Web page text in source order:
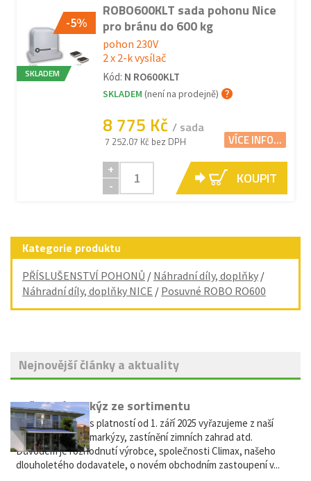
-5%
SKLADEM
ROBO600KLT sada pohonu Nice
pro bránu do 600 kg
pohon 230V
2 x 2-k vysílač
Kód: N RO600KLT
SKLADEM (není na prodejně)
8 775 Kč / sada
7 252.07 Kč bez DPH VÍCE INFO...
+
-
KOUPIT
Kategorie produktu
PŘÍSLUŠENSTVÍ POHONŮ / Náhradní díly, doplňky /
Náhradní díly, doplňky NICE / Posuvné ROBO RO600
Nejnovější články a aktuality
Vyřazení markýz ze sortimentu
Vážení zákazníci, s platností od 1. září 2025 vyřazujeme z naší
nabídky výsuvné markýzy, zastínění zimních zahrad atd.
Důvodem je rozhodnutí výrobce, společnosti Climax, našeho
dlouholetého dodavatele, o novém obchodním zastoupení v...